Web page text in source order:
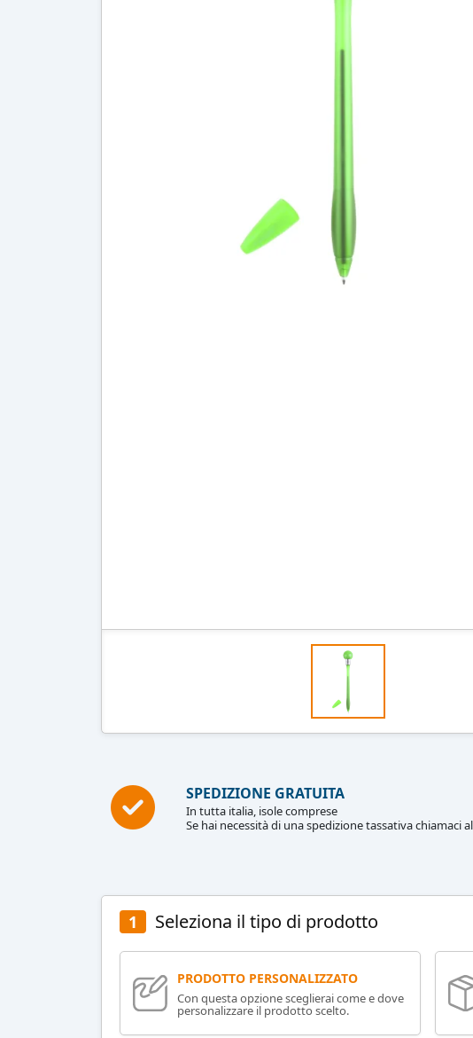
SPEDIZIONE GRATUITA
In tutta italia, isole comprese
Se hai necessità di una spedizione tassativa chiamaci
1 Seleziona il tipo di prodotto
PRODOTTO PERSONALIZZATO
Con questa opzione sceglierai come e dove
personalizzare il prodotto scelto.